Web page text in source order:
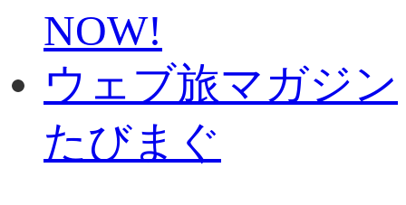
NOW!
ウェブ旅マガジン
たびまぐ